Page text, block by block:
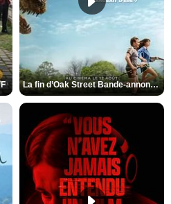
La fin d’Oak Street Bande-annonce VO STFR